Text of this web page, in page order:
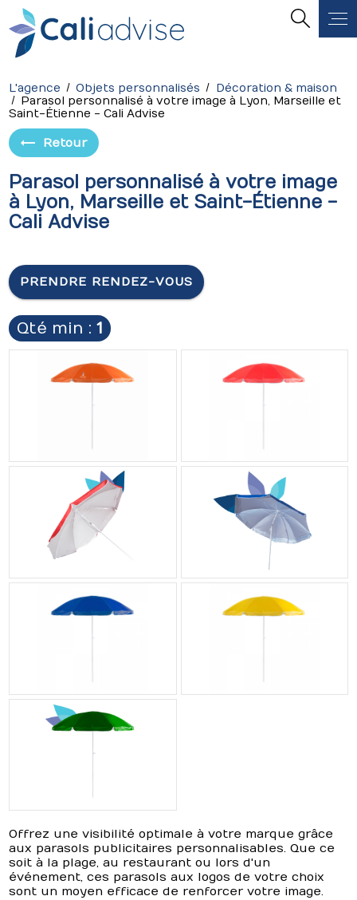
L'agence Objets personnalisés
Décoration & maison
Parasol personnalisé à votre image à Lyon, Marseille et
Saint-Étienne - Cali Advise
Retour
Parasol personnalisé à votre image
à Lyon, Marseille et Saint-Étienne -
Cali Advise
PRENDRE RENDEZ-VOUS
Qté min :1
Offrez une visibilité optimale à votre marque grâce
aux parasols publicitaires personnalisables. Que ce
soit à la plage, au restaurant ou lors d'un
événement, ces parasols aux logos de votre choix
sont un moyen efficace de renforcer votre image.
Panneau de gestion des cookies